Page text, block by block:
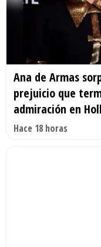
Ana de Armas
prejuicio que
admiración en
Hace 18 horas